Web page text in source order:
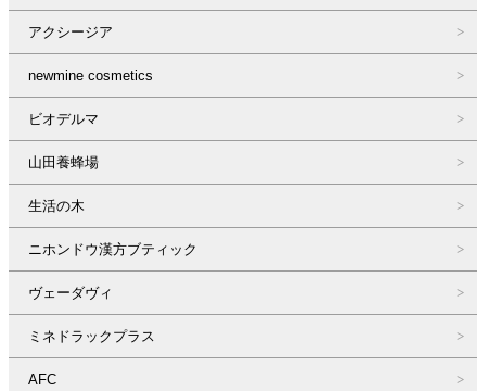
アクシージア
newmine cosmetics
ビオデルマ
山田養蜂場
生活の木
ニホンドウ漢方ブティック
ヴェーダヴィ
ミネドラックプラス
AFC